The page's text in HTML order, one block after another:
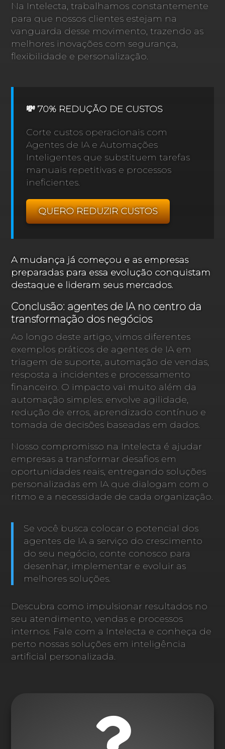
Na Intelecta, trabalhamos constantemente
para que nossos clientes estejam na
vanguarda desse movimento, trazendo as
melhores inovações com segurança,
flexibilidade e personalização.
💸 70% REDUÇÃO DE CUSTOS
Corte custos operacionais com
Agentes de IA e Automações
Inteligentes que substituem tarefas
manuais repetitivas e processos
ineficientes.
QUERO REDUZIR CUSTOS
A mudança já começou e as empresas
preparadas para essa evolução conquistam
destaque e lideram seus mercados.
Conclusão: agentes de IA no centro da
transformação dos negócios
Ao longo deste artigo, vimos diferentes
exemplos práticos de agentes de IA em
triagem de suporte, automação de vendas,
resposta a incidentes e processamento
financeiro. O impacto vai muito além da
automação simples: envolve agilidade,
redução de erros, aprendizado contínuo e
tomada de decisões baseadas em dados.
Nosso compromisso na Intelecta é ajudar
empresas a transformar desafios em
oportunidades reais, entregando soluções
personalizadas em IA que dialogam com o
ritmo e a necessidade de cada organização.
Se você busca colocar o potencial dos
agentes de IA a serviço do crescimento
do seu negócio, conte conosco para
desenhar, implementar e evoluir as
melhores soluções.
Descubra como impulsionar resultados no
seu atendimento, vendas e processos
internos. Fale com a Intelecta e conheça de
perto nossas soluções em inteligência
artificial personalizada.